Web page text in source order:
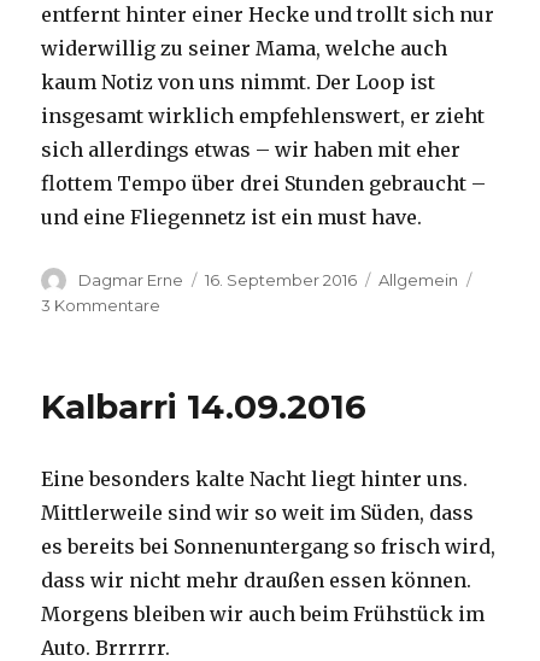
entfernt hinter einer Hecke und trollt sich nur
widerwillig zu seiner Mama, welche auch
kaum Notiz von uns nimmt. Der Loop ist
insgesamt wirklich empfehlenswert, er zieht
sich allerdings etwas – wir haben mit eher
flottem Tempo über drei Stunden gebraucht –
und eine Fliegennetz ist ein must have.
Autor
Dagmar Erne
Veröffentlicht
16. September 2016 Kategorien
Allgemein
3 Kommentare
Kalbarri 14.09.2016
Eine besonders kalte Nacht liegt hinter uns.
Mittlerweile sind wir so weit im Süden, dass
es bereits bei Sonnenuntergang so frisch wird,
dass wir nicht mehr draußen essen können.
Morgens bleiben wir auch beim Frühstück im
Auto. Brrrrrr.